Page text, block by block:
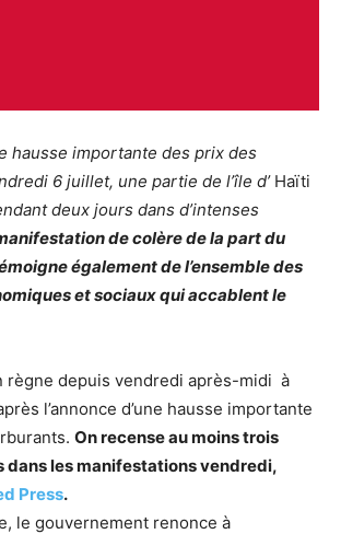
hausse importante des prix des
6 juillet, une partie de l’île d’ Haïti
deux jours dans d’intenses
de colère de la part du
également de l’ensemble des
et sociaux qui accablent le
règne depuis vendredi après-midi à
l’annonce d’une hausse importante
On recense au moins trois
dans les manifestations vendredi,
Press.
le gouvernement renonce à